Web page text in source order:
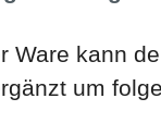
Ware kann
um